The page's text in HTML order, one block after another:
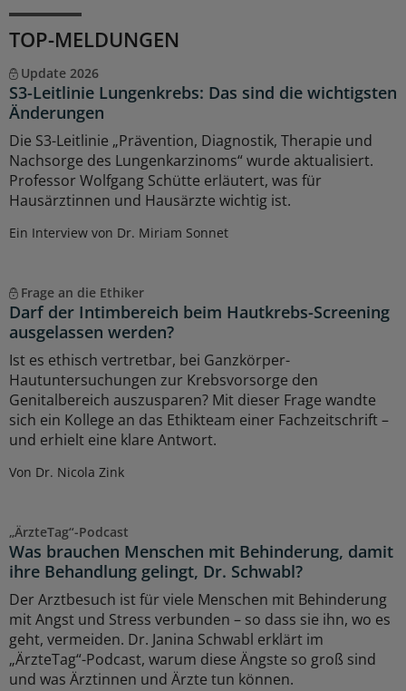
TOP-MELDUNGEN
Update 2026
S3-Leitlinie Lungenkrebs: Das sind die wichtigsten
Änderungen
Die S3-Leitlinie „Prävention, Diagnostik, Therapie und
Nachsorge des Lungenkarzinoms“ wurde aktualisiert.
Professor Wolfgang Schütte erläutert, was für
Hausärztinnen und Hausärzte wichtig ist.
Ein Interview von Dr. Miriam Sonnet
Frage an die Ethiker
Darf der Intimbereich beim Hautkrebs-Screening
ausgelassen werden?
Ist es ethisch vertretbar, bei Ganzkörper-
Hautuntersuchungen zur Krebsvorsorge den
Genitalbereich auszusparen? Mit dieser Frage wandte
sich ein Kollege an das Ethikteam einer Fachzeitschrift –
und erhielt eine klare Antwort.
Von Dr. Nicola Zink
„ÄrzteTag“-Podcast
Was brauchen Menschen mit Behinderung, damit
ihre Behandlung gelingt, Dr. Schwabl?
Der Arztbesuch ist für viele Menschen mit Behinderung
mit Angst und Stress verbunden – so dass sie ihn, wo es
geht, vermeiden. Dr. Janina Schwabl erklärt im
„ÄrzteTag“-Podcast, warum diese Ängste so groß sind
und was Ärztinnen und Ärzte tun können.